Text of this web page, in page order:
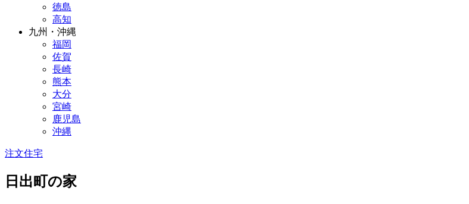
徳島
高知
九州・沖縄
福岡
佐賀
長崎
熊本
大分
宮崎
鹿児島
沖縄
注文住宅
日出町の家